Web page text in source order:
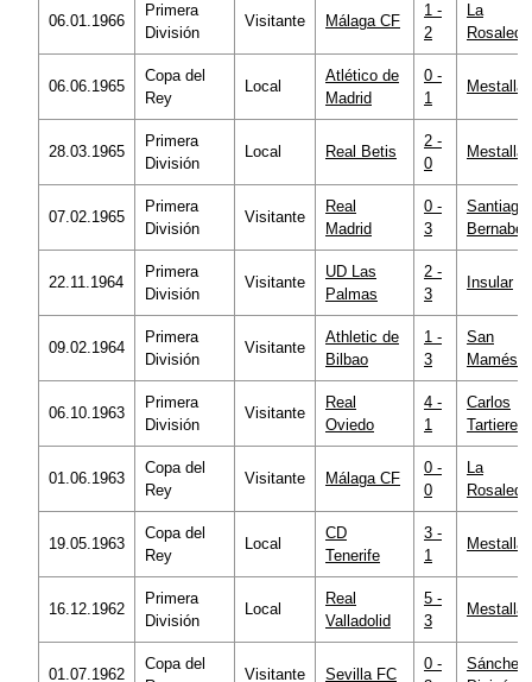
06.01.1966
Primera
División
Visitante Málaga CF
1 -
2
La
Rosaleda
06.06.1965
Copa del
Rey
Local
Atlético de
Madrid
0 -
1
Mestalla
28.03.1965
Primera
División
Local Real Betis
2 -
0
Mestalla
07.02.1965
Primera
División
Visitante
Real
Madrid
0 -
3
Santiago
Bernabéu
22.11.1964
Primera
División
Visitante
UD Las
Palmas
2 -
3
Insular
09.02.1964
Primera
División
Visitante
Athletic de
Bilbao
1 -
3
San
Mamés
06.10.1963
Primera
División
Visitante
Real
Oviedo
4 -
1
Carlos
Tartiere
01.06.1963
Copa del
Rey
Visitante Málaga CF
0 -
0
La
Rosaleda
19.05.1963
Copa del
Rey
Local
CD
Tenerife
3 -
1
Mestalla
16.12.1962
Primera
División
Local
Real
Valladolid
5 -
3
Mestalla
01.07.1962
Copa del
Visitante Sevilla FC
0 -
Sánchez